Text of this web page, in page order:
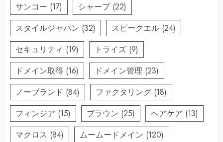
サンコー (17) シャープ(22)
スタイルジャパン (32) スピークエル (24)
セキュリティ (19) トライズ (9)
ドメイン取得 (16) ドメイン管理 (23)
ノーブランド (84) ファクタリング (18)
フィンジア (15) ブラウン (25) ヘアケア (13)
マクロス (84) ムームードメイン (120)